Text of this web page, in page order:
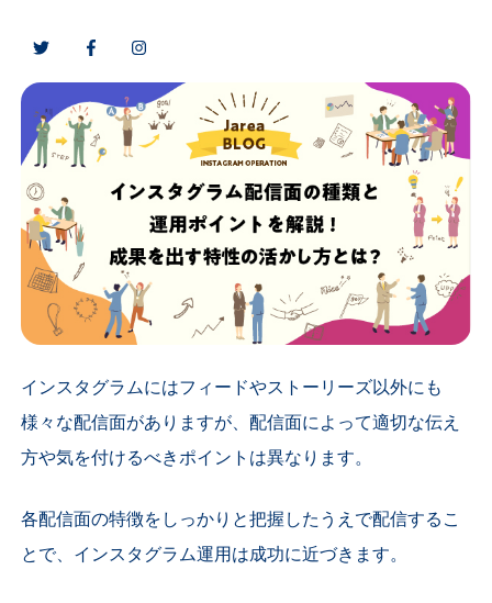
インスタグラムにはフィードやストーリーズ以外にも
様々な配信面がありますが、配信面によって適切な伝え
方や気を付けるべきポイントは異なります。
各配信面の特徴をしっかりと把握したうえで配信するこ
とで、インスタグラム運用は成功に近づきます。